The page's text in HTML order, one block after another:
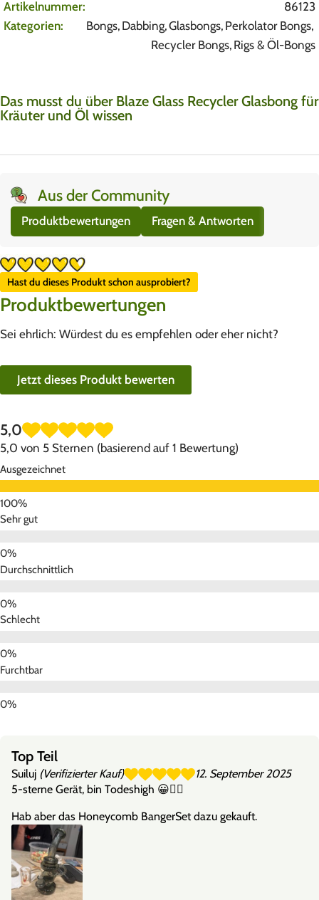
Artikelnummer:
86123
Kategorien:
Bongs, Dabbing,Glasbongs, Perkolator Bongs,
Recycler Bongs, Rigs & Öl-Bongs
Das musst du über Blaze Glass Recycler Glasbong für
Kräuter und Öl wissen
Aus der Community
Produktbewertungen Fragen & Antworten
Hast du dieses Produkt schon ausprobiert?
Produktbewertungen
Sei ehrlich: Würdest du es empfehlen oder eher nicht?
Jetzt dieses Produkt bewerten
5,0
5,0 von 5 Sternen (basierend auf 1 Bewertung)
Ausgezeichnet
Sehr gut
Durchschnittlich
Schlecht
Furchtbar
Top Teil
Suiluj (Verifizierter Kauf)
12. September 2025
5-sterne Gerät, bin Todeshigh 😀👌🏽
Hab aber das Honeycomb BangerSet dazu gekauft.